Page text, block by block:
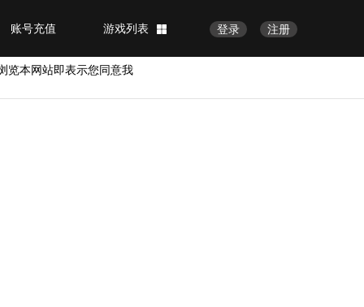
注册
登录
游戏列表
账号充值
览本网站即表示您同意我